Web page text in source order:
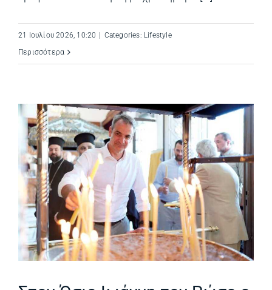
21 Ιουλίου 2026, 10:20 Categories: Lifestyle
Περισσότερα